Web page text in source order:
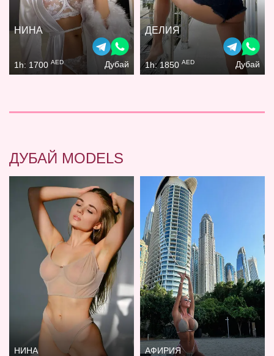
НИНА
1h: 1700 AED Дубай
ДЕЛИЯ
1h: 1850 AED Дубай
ДУБАЙ MODELS
НИНА АФИРИЯ